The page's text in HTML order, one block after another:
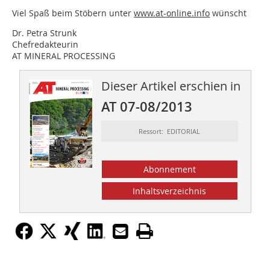
Viel Spaß beim Stöbern unter www.at-online.info wünscht
Dr. Petra Strunk
Chefredakteurin
AT MINERAL PROCESSING
Dieser Artikel erschien in
AT 07-08/2013
Ressort: EDITORIAL
Abonnement
Inhaltsverzeichnis